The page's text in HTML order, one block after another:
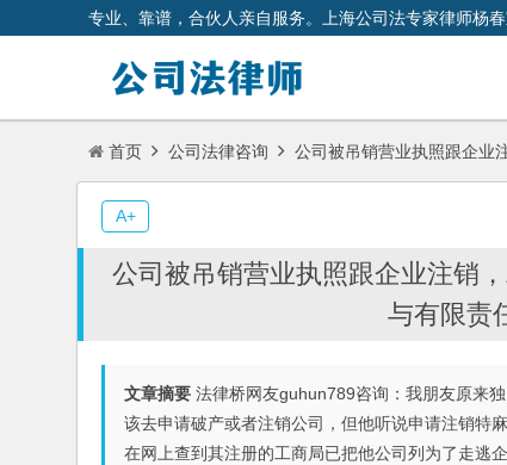
专业、靠谱，合伙人亲自服务。上海公司法专家律师杨
首页 公司法律咨询 公司被吊销营业执照跟企业
公司被吊销营业执照跟企业注销
与有限责
文章摘要 法律桥网友guhun789咨询：我朋友原来
该去申请破产或者注销公司，但他听说申请注销特
在网上查到其注册的工商局已把他公司列为了走逃
A+